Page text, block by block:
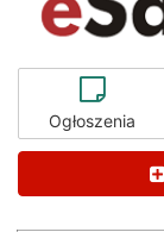
Ogłoszenia